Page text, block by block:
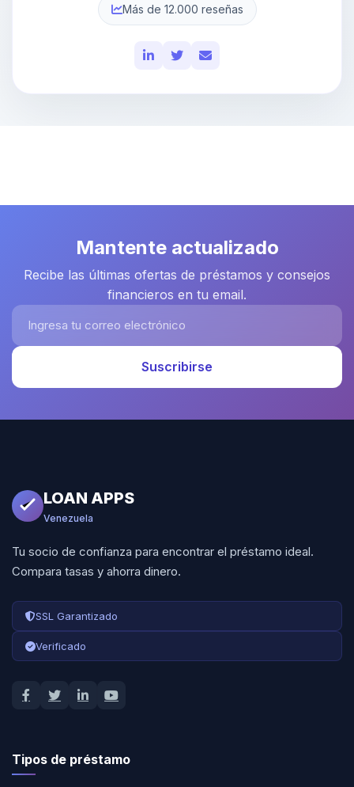
Más de 12.000 reseñas
Mantente actualizado
Recibe las últimas ofertas de préstamos y consejos
financieros en tu email.
Ingresa tu correo electrónico
Suscribirse
LOAN APPS
Venezuela
Tu socio de confianza para encontrar el préstamo ideal.
Compara tasas y ahorra dinero.
SSL Garantizado
Verificado
Tipos de préstamo